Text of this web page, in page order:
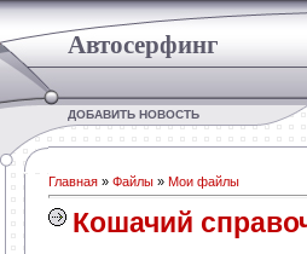
Автосерфинг
ДОБАВИТЬ НОВОСТЬ
Главная » Файлы » Мои файлы
Кошачий